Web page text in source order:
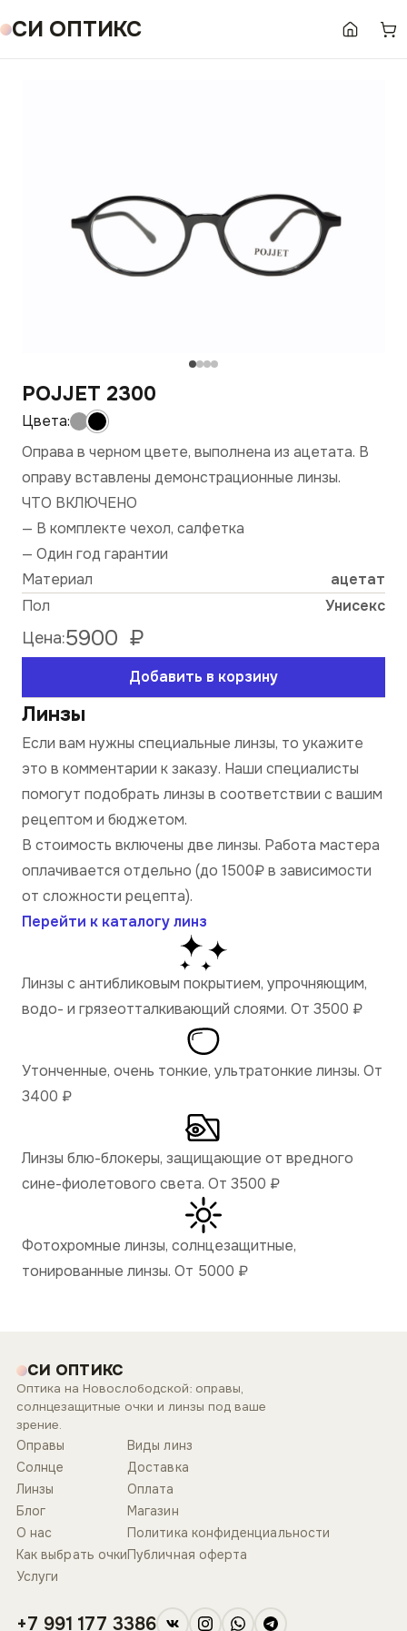
СИ ОПТИКС
POJJET 2300
Оправа в черном цвете, выполнена из ацетата. В
оправу вставлены демонстрационные линзы.
ЧТО ВКЛЮЧЕНО
— В комплекте чехол, салфетка
— Один год гарантии
Материал
ацетат
Пол
Унисекс
Цена:5900 ₽
Добавить в корзину
Линзы
Если вам нужны специальные линзы, то укажите
это в комментарии к заказу. Наши специалисты
помогут подобрать линзы в соответствии с вашим
рецептом и бюджетом.
В стоимость включены две линзы. Работа мастера
оплачивается отдельно (до 1500₽ в зависимости
от сложности рецепта).
Перейти к каталогу линз
Линзы с антибликовым покрытием, упрочняющим,
водо- и грязеотталкивающий слоями. От 3500 ₽
Утонченные, очень тонкие, ультратонкие линзы. От
3400 ₽
Линзы блю-блокеры, защищающие от вредного
сине-фиолетового света. От 3500 ₽
Фотохромные линзы, солнцезащитные,
тонированные линзы. От 5000 ₽
СИ ОПТИКС
Оптика на Новослободской: оправы,
солнцезащитные очки и линзы под ваше
зрение.
Оправы
Солнце
Линзы
Блог
О нас
Как выбрать очки
Услуги
Виды линз
Доставка
Оплата
Магазин
Политика конфиденциальности
Публичная оферта
+7 991 177 3386